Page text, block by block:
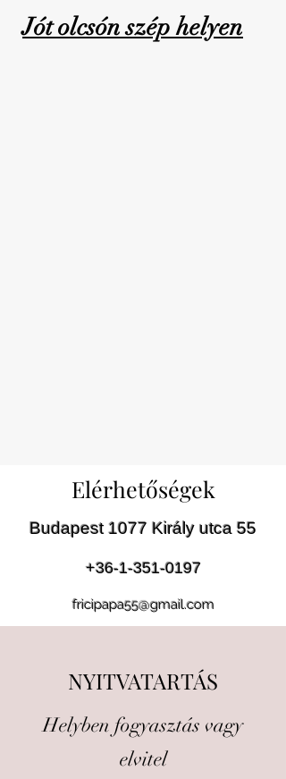
Jót olcsón szép helyen
Elérhetőségek
Budapest 1077 Király utca 55
+36-1-351-0197
fricipapa55@gmail.com
NYITVATARTÁS
Helyben fogyasztás vagy
elvitel